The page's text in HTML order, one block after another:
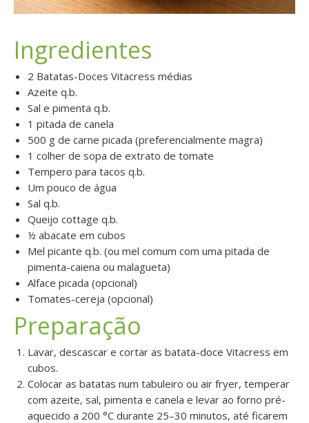
Ingredientes
2 Batatas-Doces Vitacress médias
Azeite q.b.
Sal e pimenta q.b.
1 pitada de canela
500 g de carne picada (preferencialmente magra)
1 colher de sopa de extrato de tomate
Tempero para tacos q.b.
Um pouco de água
Sal q.b.
Queijo cottage q.b.
½ abacate em cubos
Mel picante q.b. (ou mel comum com uma pitada de
pimenta-caiena ou malagueta)
Alface picada (opcional)
Tomates-cereja (opcional)
Preparação
Lavar, descascar e cortar as batata-doce Vitacress em
cubos.
Colocar as batatas num tabuleiro ou air fryer, temperar
com azeite, sal, pimenta e canela e levar ao forno pré-
aquecido a 200 °C durante 25–30 minutos, até ficarem